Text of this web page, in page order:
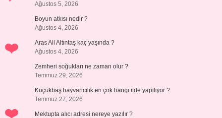
Ağustos 5, 2026
Boyun atkısı nedir ?
Ağustos 4, 2026
Aras Ali Altıntaş kaç yaşında ?
Ağustos 4, 2026
Zemheri soğukları ne zaman olur ?
Temmuz 29, 2026
Küçükbaş hayvancılık en çok hangi ilde yapılıyor ?
Temmuz 27, 2026
Mektupta alıcı adresi nereye yazılır ?